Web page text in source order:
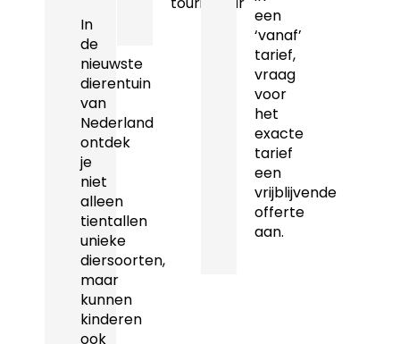
In
de
nieuwste
dierentuin
van
Nederland
ontdek
je
niet
alleen
tientallen
unieke
diersoorten,
maar
kunnen
kinderen
ook
een
‘vanaf’
tarief,
vraag
voor
het
exacte
tarief
een
vrijblijvende
offerte
aan.